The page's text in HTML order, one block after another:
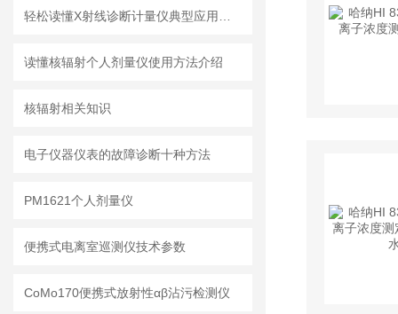
读懂核辐射个人剂量仪使用方法介绍
核辐射相关知识
电子仪器仪表的故障诊断十种方法
PM1621个人剂量仪
便携式电离室巡测仪技术参数
CoMo170便携式放射性αβ沾污检测仪